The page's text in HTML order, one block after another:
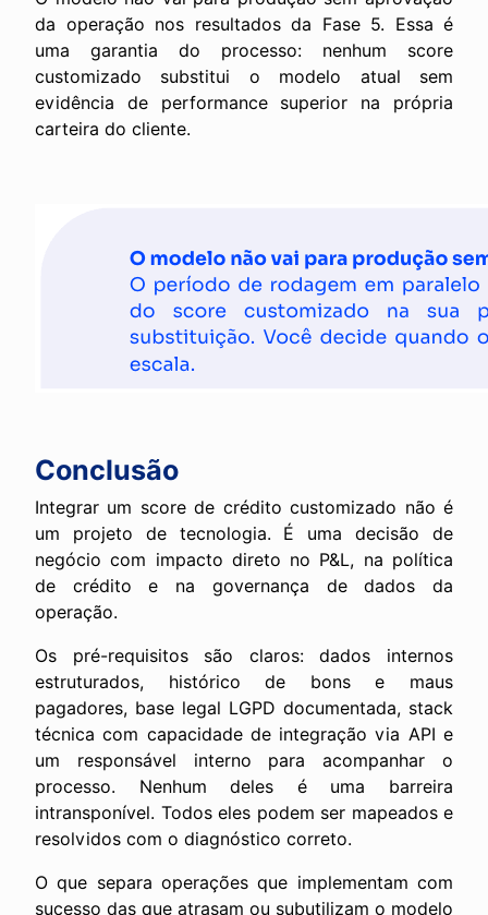
da operação nos resultados da Fase 5. Essa é
uma garantia do processo: nenhum score
customizado substitui o modelo atual sem
evidência de performance superior na própria
carteira do cliente.
Conclusão
Integrar um score de crédito customizado não é
um projeto de tecnologia. É uma decisão de
negócio com impacto direto no P&L, na política
de crédito e na governança de dados da
operação.
Os pré-requisitos são claros: dados internos
estruturados, histórico de bons e maus
pagadores, base legal LGPD documentada, stack
técnica com capacidade de integração via API e
um responsável interno para acompanhar o
processo. Nenhum deles é uma barreira
intransponível. Todos eles podem ser mapeados e
resolvidos com o diagnóstico correto.
O que separa operações que implementam com
sucesso das que atrasam ou subutilizam o modelo